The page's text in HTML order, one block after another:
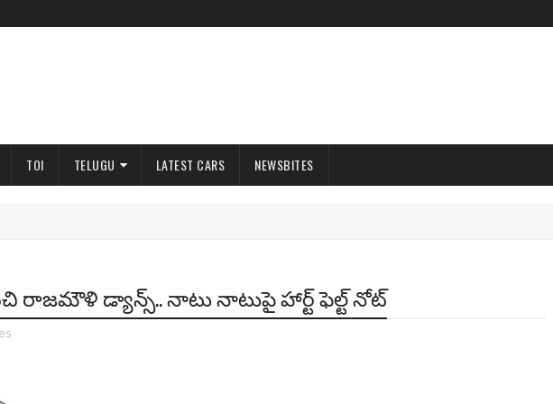
TOI TELUGU LATEST CARS NEWSBITES
రాజమౌళి డ్యాన్స్.. నాటు నాటుపై హార్ట్ ఫెల్ట్ నోట్